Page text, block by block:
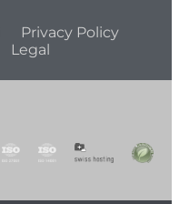
Privacy Policy
Legal